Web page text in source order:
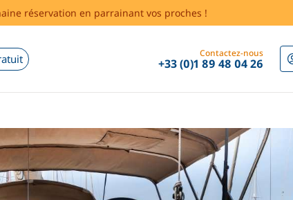
réservation en parrainant vos proches !
Contactez-nous
+33 (0)1 89 48 04 26